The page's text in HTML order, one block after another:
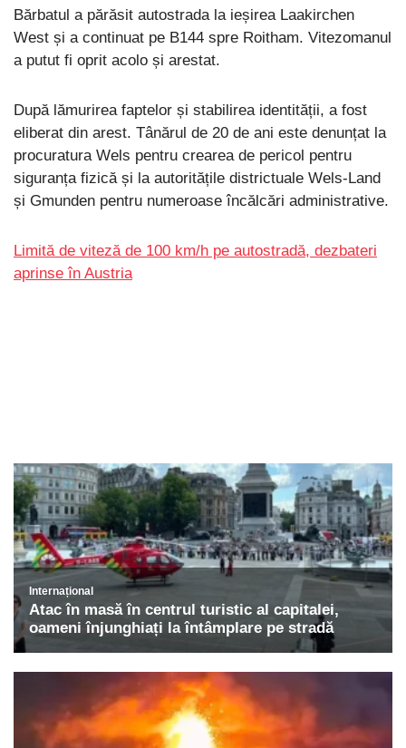
Bărbatul a părăsit autostrada la ieșirea Laakirchen
West și a continuat pe B144 spre Roitham. Vitezomanul
a putut fi oprit acolo și arestat.
După lămurirea faptelor și stabilirea identității, a fost
eliberat din arest. Tânărul de 20 de ani este denunțat la
procuratura Wels pentru crearea de pericol pentru
siguranța fizică și la autoritățile districtuale Wels-Land
și Gmunden pentru numeroase încălcări administrative.
Limită de viteză de 100 km/h pe autostradă, dezbateri
aprinse în Austria